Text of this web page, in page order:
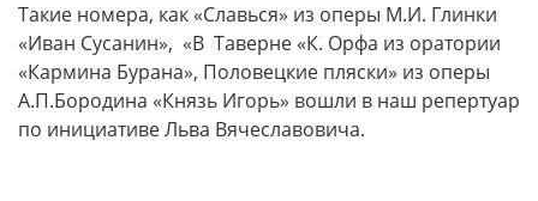
Такие номера, как «Славься» из оперы М.И. Глинки
«Иван Сусанин», «В Таверне «К. Орфа из оратории
«Кармина Бурана», Половецкие пляски» из оперы
А.П.Бородина «Князь Игорь» вошли в наш репертуар
по инициативе Льва Вячеславовича.